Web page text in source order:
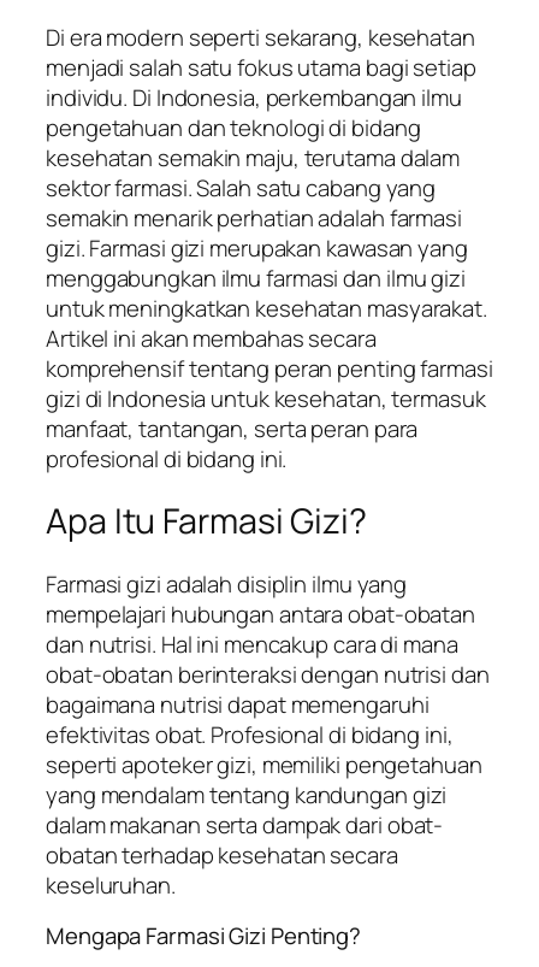
Di era modern seperti sekarang, kesehatan
menjadi salah satu fokus utama bagi setiap
individu. Di Indonesia, perkembangan ilmu
pengetahuan dan teknologi di bidang
kesehatan semakin maju, terutama dalam
sektor farmasi. Salah satu cabang yang
semakin menarik perhatian adalah farmasi
gizi. Farmasi gizi merupakan kawasan yang
menggabungkan ilmu farmasi dan ilmu gizi
untuk meningkatkan kesehatan masyarakat.
Artikel ini akan membahas secara
komprehensif tentang peran penting farmasi
gizi di Indonesia untuk kesehatan, termasuk
manfaat, tantangan, serta peran para
profesional di bidang ini.
Apa Itu Farmasi Gizi?
Farmasi gizi adalah disiplin ilmu yang
mempelajari hubungan antara obat-obatan
dan nutrisi. Hal ini mencakup cara di mana
obat-obatan berinteraksi dengan nutrisi dan
bagaimana nutrisi dapat memengaruhi
efektivitas obat. Profesional di bidang ini,
seperti apoteker gizi, memiliki pengetahuan
yang mendalam tentang kandungan gizi
dalam makanan serta dampak dari obat-
obatan terhadap kesehatan secara
keseluruhan.
Mengapa Farmasi Gizi Penting?